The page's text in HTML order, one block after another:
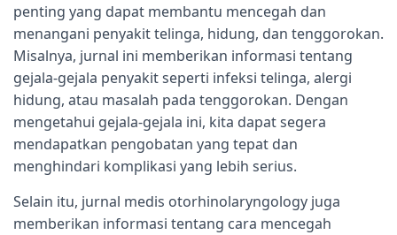
penting yang dapat membantu mencegah dan
menangani penyakit telinga, hidung, dan tenggorokan.
Misalnya, jurnal ini memberikan informasi tentang
gejala-gejala penyakit seperti infeksi telinga, alergi
hidung, atau masalah pada tenggorokan. Dengan
mengetahui gejala-gejala ini, kita dapat segera
mendapatkan pengobatan yang tepat dan
menghindari komplikasi yang lebih serius.
Selain itu, jurnal medis otorhinolaryngology juga
memberikan informasi tentang cara mencegah